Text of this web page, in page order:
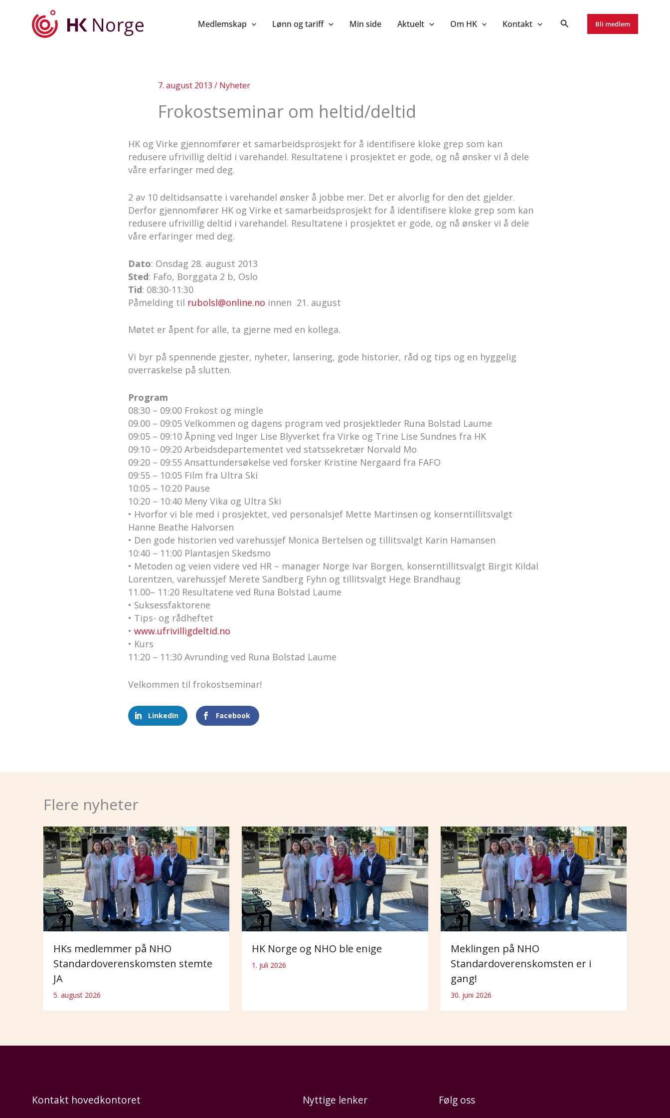
Medlemskap Lønn og tariff Min side Aktuelt Om HK Kontakt Bli medlem
7. august 2013 / Nyheter
Frokostseminar om heltid/deltid
HK og Virke gjennomfører et samarbeidsprosjekt for å identifisere kloke grep som kan
redusere ufrivillig deltid i varehandel. Resultatene i prosjektet er gode, og nå ønsker vi å dele
våre erfaringer med deg.
2 av 10 deltidsansatte i varehandel ønsker å jobbe mer. Det er alvorlig for den det gjelder.
Derfor gjennomfører HK og Virke et samarbeidsprosjekt for å identifisere kloke grep som kan
redusere ufrivillig deltid i varehandel. Resultatene i prosjektet er gode, og nå ønsker vi å dele
våre erfaringer med deg.
Dato: Onsdag 28. august 2013
Sted: Fafo, Borggata 2 b, Oslo
Tid: 08:30-11:30
Påmelding til rubolsl@online.no innen 21. august
Møtet er åpent for alle, ta gjerne med en kollega.
Vi byr på spennende gjester, nyheter, lansering, gode historier, råd og tips og en hyggelig
overraskelse på slutten.
Program
08:30 – 09:00 Frokost og mingle
09.00 – 09:05 Velkommen og dagens program ved prosjektleder Runa Bolstad Laume
09:05 – 09:10 Åpning ved Inger Lise Blyverket fra Virke og Trine Lise Sundnes fra HK
09:10 – 09:20 Arbeidsdepartementet ved statssekretær Norvald Mo
09:20 – 09:55 Ansattundersøkelse ved forsker Kristine Nergaard fra FAFO
09:55 – 10:05 Film fra Ultra Ski
10:05 – 10:20 Pause
10:20 – 10:40 Meny Vika og Ultra Ski
• Hvorfor vi ble med i prosjektet, ved personalsjef Mette Martinsen og konserntillitsvalgt
Hanne Beathe Halvorsen
• Den gode historien ved varehussjef Monica Bertelsen og tillitsvalgt Karin Hamansen
10:40 – 11:00 Plantasjen Skedsmo
• Metoden og veien videre ved HR – manager Norge Ivar Borgen, konserntillitsvalgt Birgit Kildal
Lorentzen, varehussjef Merete Sandberg Fyhn og tillitsvalgt Hege Brandhaug
11.00– 11:20 Resultatene ved Runa Bolstad Laume
• Suksessfaktorene
• Tips- og rådheftet
• www.ufrivilligdeltid.no
• Kurs
11:20 – 11:30 Avrunding ved Runa Bolstad Laume
Velkommen til frokostseminar!
LinkedIn Facebook
Flere nyheter
HKs medlemmer på NHO
Standardoverenskomsten stemte
JA
5. august 2026
HK Norge og NHO ble enige
1. juli 2026
Meklingen på NHO
Standardoverenskomsten er i
gang!
30. juni 2026
Kontakt hovedkontoret Nyttige lenker Følg oss